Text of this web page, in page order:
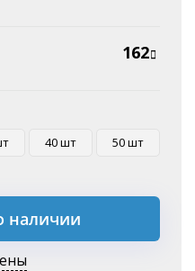
162
40 шт 50 шт
наличии